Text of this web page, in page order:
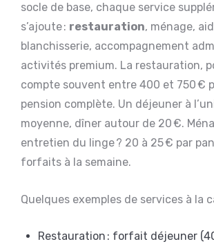
socle de base, chaque service
s’ajoute : restauration, ménage,
blanchisserie, accompagnement
activités premium. La restauration,
compte souvent entre 400 et 750 €
pension complète. Un déjeuner à
moyenne, dîner autour de 20 €.
entretien du linge ? 20 à 25 € par
forfaits à la semaine.
Quelques exemples de services à la
Restauration : forfait déjeuner